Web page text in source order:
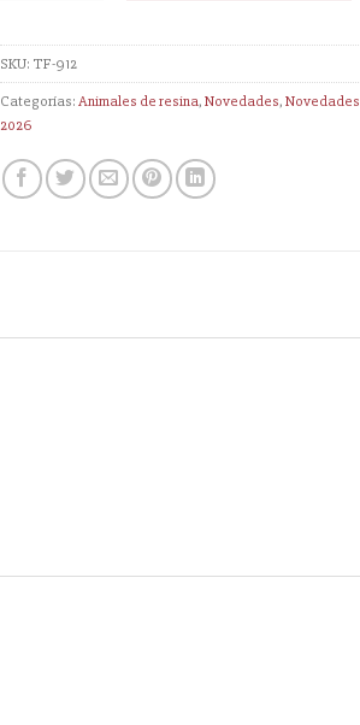
SKU: TF-912
Categorías:Animales de resina,Novedades,Novedades
2026